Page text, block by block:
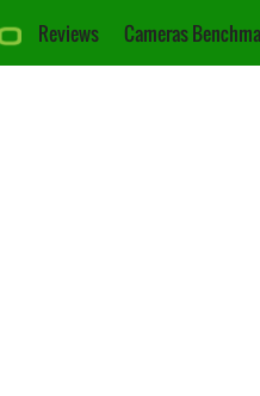
Reviews Cameras